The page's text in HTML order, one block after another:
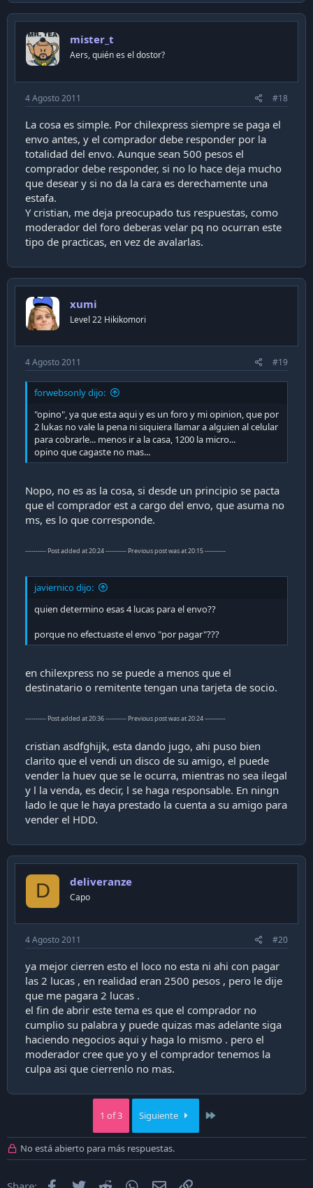
mister_t
Aers, quién es el dostor?
4 Agosto 2011 #18
La cosa es simple. Por chilexpress siempre se paga el
envo antes, y el comprador debe responder por la
totalidad del envo. Aunque sean 500 pesos el
comprador debe responder, si no lo hace deja mucho
que desear y si no da la cara es derechamente una
estafa.
Y cristian, me deja preocupado tus respuestas, como
moderador del foro deberas velar pq no ocurran este
tipo de practicas, en vez de avalarlas.
xumi
Level 22 Hikikomori
4 Agosto 2011 #19
forwebsonly dijo:
"opino", ya que esta aqui y es un foro y mi opinion, que por
2 lukas no vale la pena ni siquiera llamar a alguien al celular
para cobrarle... menos ir a la casa, 1200 la micro...
opino que cagaste no mas...
Nopo, no es as la cosa, si desde un principio se pacta
que el comprador est a cargo del envo, que asuma no
ms, es lo que corresponde.
---------- Post added at 20:24 ---------- Previous post was at 20:15 ----------
javiernico dijo:
quien determino esas 4 lucas para el envo??
porque no efectuaste el envo "por pagar"???
en chilexpress no se puede a menos que el
destinatario o remitente tengan una tarjeta de socio.
---------- Post added at 20:36 ---------- Previous post was at 20:24 ----------
cristian asdfghijk, esta dando jugo, ahi puso bien
clarito que el vendi un disco de su amigo, el puede
vender la huev que se le ocurra, mientras no sea ilegal
y l la venda, es decir, l se haga responsable. En ningn
lado le que le haya prestado la cuenta a su amigo para
vender el HDD.
D deliveranze
Capo
4 Agosto 2011 #20
ya mejor cierren esto el loco no esta ni ahi con pagar
las 2 lucas , en realidad eran 2500 pesos , pero le dije
que me pagara 2 lucas .
el fin de abrir este tema es que el comprador no
cumplio su palabra y puede quizas mas adelante siga
haciendo negocios aqui y haga lo mismo . pero el
moderador cree que yo y el comprador tenemos la
culpa asi que cierrenlo no mas.
1 of 3 Siguiente
No está abierto para más respuestas.
Facebook
Twitter Reddit WhatsApp
Email